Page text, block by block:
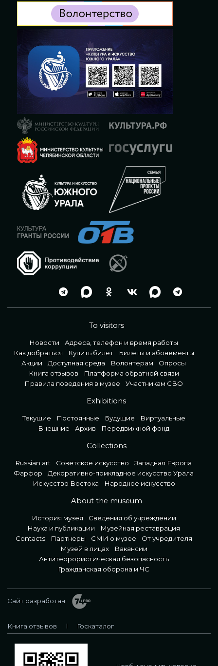
To visitors
Новости
Адреса, телефон и время работы
Как добраться
Купить билет
Билеты и абонементы
Акции
Доступная среда Волонтерам
Опросы
Книга отзывов
Платформа обратной связи
Правила поведения в музее
Участникам СВО
Exhibitions
Текущие Постоянные Будущие
Виртуальные
Внешние
Архив Передвижной фонд
Collections
Russian art Советское искусство
Западная Европа
Фарфор
Декоративно-прикладное искусство Урала
Искусство Востока
Народное искусство
About the museum
История музея
Сведения об учреждении
Наука и публикации
Музейная реставрация
Contacts
Партнеры СМИ о музее
От учредителя
Музей в лицах
Вакансии
Антитеррористическая безопасность
Гражданская оборона и ЧС
Сайт разработан
Книга отзывов Госкаталог